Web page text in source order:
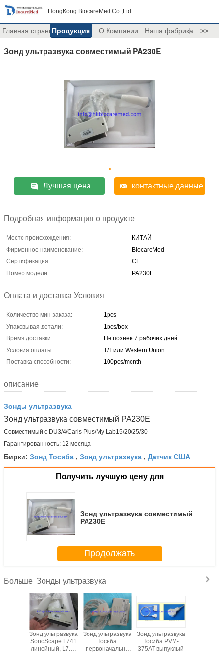
HongKong BiocareMed Co.,Ltd
Главная страницаПродукция О Компании Наша фабрика >>
Зонд ультразвука совместимый PA230E
Лучшая цена контактные данные
Подробная информация о продукте
Место происхождения:
КИТАЙ
Фирменное наименование:
BiocareMed
Сертификация:
CE
Номер модели:
PA230E
Оплата и доставка Условия
Количество мин заказа:
1pcs
Упаковывая детали:
1pcs/box
Время доставки:
Не познее 7 рабочих дней
Условия оплаты:
T/T или Western Union
Поставка способности:
100pcs/month
описание
Зонды ультразвука
Зонд ультразвука совместимый PA230E
Совместимый с DU3/4/Caris Plus/My Lab15/20/25/30
Гарантированность: 12 месяца
Бирки: Зонд Тосиба , Зонд ультразвука , Датчик США
Получить лучшую цену для
Зонд ультразвука совместимый
PA230E
Продолжать
Больше Зонды ультразвука
Зонд ультразвука
SonoScape L741
линейный, L7.5-
Зонд ультразвука
Тосиба
первоначально
Зонд ультразвука
Тосиба PVM-
375AT выпуклый